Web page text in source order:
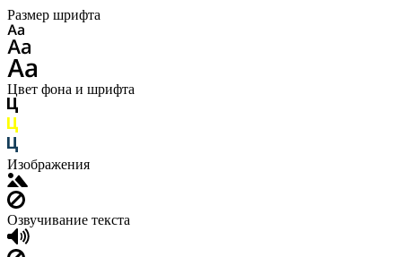
Размер шрифта
Цвет фона и шрифта
Изображения
Озвучивание текста